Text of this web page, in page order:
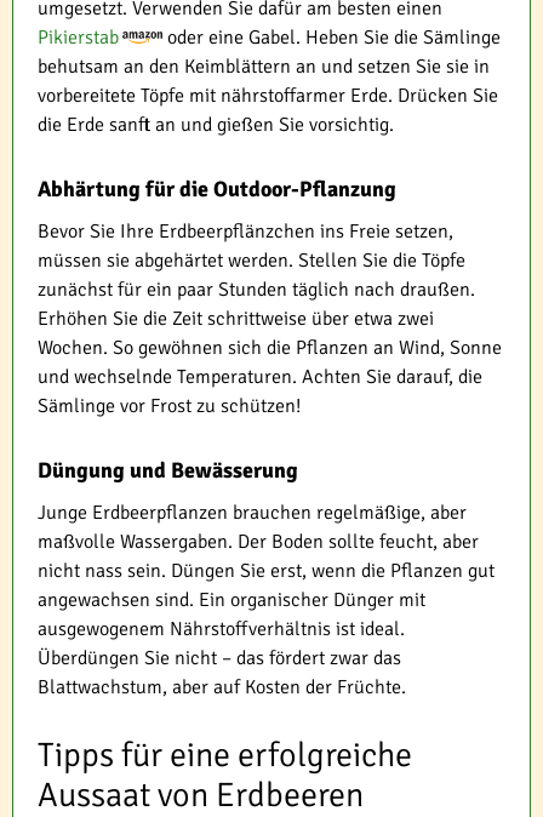
umgesetzt. Verwenden Sie dafür am besten einen
Pikierstab
oder eine Gabel. Heben Sie die Sämlinge
behutsam an den Keimblättern an und setzen Sie sie in
vorbereitete Töpfe mit nährstoffarmer Erde. Drücken Sie
die Erde sanft an und gießen Sie vorsichtig.
Abhärtung für die Outdoor-Pflanzung
Bevor Sie Ihre Erdbeerpflänzchen ins Freie setzen,
müssen sie abgehärtet werden. Stellen Sie die Töpfe
zunächst für ein paar Stunden täglich nach draußen.
Erhöhen Sie die Zeit schrittweise über etwa zwei
Wochen. So gewöhnen sich die Pflanzen an Wind, Sonne
und wechselnde Temperaturen. Achten Sie darauf, die
Sämlinge vor Frost zu schützen!
Düngung und Bewässerung
Junge Erdbeerpflanzen brauchen regelmäßige, aber
maßvolle Wassergaben. Der Boden sollte feucht, aber
nicht nass sein. Düngen Sie erst, wenn die Pflanzen gut
angewachsen sind. Ein organischer Dünger mit
ausgewogenem Nährstoffverhältnis ist ideal.
Überdüngen Sie nicht – das fördert zwar das
Blattwachstum, aber auf Kosten der Früchte.
Tipps für eine erfolgreiche
Aussaat von Erdbeeren